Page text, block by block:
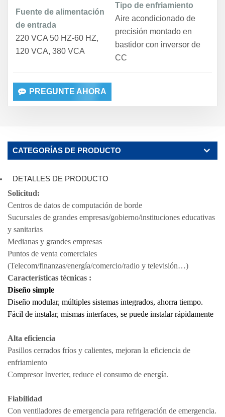
Fuente de alimentación
de entrada
220 VCA 50 HZ-60 HZ,
120 VCA, 380 VCA
Tipo de enfriamiento
Aire acondicionado de
precisión montado en
bastidor con inversor de
CC
PREGUNTE AHORA
CATEGORÍAS DE PRODUCTO
DETALLES DE PRODUCTO
Solicitud:
Centros de datos de computación de borde
Sucursales de grandes empresas/gobierno/instituciones educativas
y sanitarias
Medianas y grandes empresas
Puntos de venta comerciales
(Telecom/finanzas/energía/comercio/radio y televisión…)
Características técnicas :
Diseño simple
Diseño modular, múltiples sistemas integrados, ahorra tiempo.
Fácil de instalar, mismas interfaces, se puede instalar rápidamente
Alta eficiencia
Pasillos cerrados fríos y calientes, mejoran la eficiencia de
enfriamiento
Compresor Inverter, reduce el consumo de energía.
Fiabilidad
Con ventiladores de emergencia para refrigeración de emergencia.